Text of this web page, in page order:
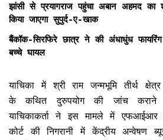
झांसी से प्रयागराज पहुंचा अबान अहमद
किया जाएगा सुपुर्द-ए-खाक
बैंकॉक-सिरफिरे छात्र ने की अंधाधुंध
बच्चे घायल
याचिका में श्री राम जन्मभूमि तीर्थ
के कथित दुरुपयोग की जांच
याचिकाकर्ता ने इस मामले में
कोर्ट की निगरानी में केंद्रीय अन्वेषण